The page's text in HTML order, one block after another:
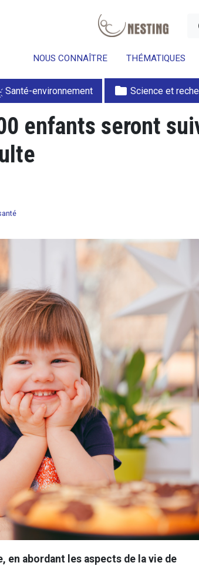
NOUS CONNAÎTRE THÉMATIQUES
Santé-environnement folder Science et
enfants seront
en abordant les aspects de la vie de